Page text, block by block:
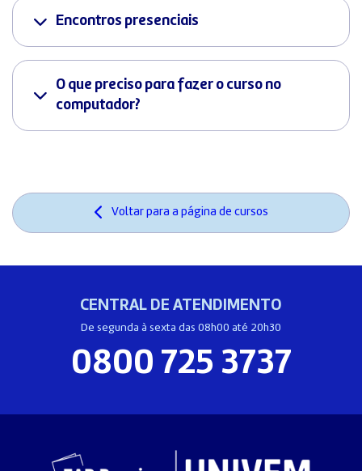
Encontros presenciais
O que preciso para fazer o curso no
computador?
Voltar para a página de cursos
CENTRAL DE ATENDIMENTO
De segunda à sexta das 08h00 até 20h30
0800 725 3737